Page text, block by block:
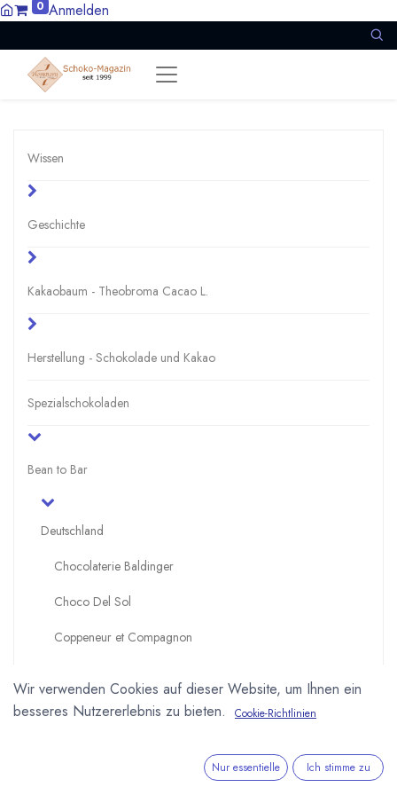
0 Anmelden
Wissen
Geschichte
Kakaobaum - Theobroma Cacao L.
Herstellung - Schokolade und Kakao
Spezialschokoladen
Bean to Bar
Deutschland
Chocolaterie Baldinger
Choco Del Sol
Coppeneur et Compagnon
Edelmond Chocolatiers
Wir verwenden Cookies auf dieser Website, um Ihnen ein
besseres Nutzererlebnis zu bieten.
Cookie-Richtlinien
Nur essentielle Ich stimme zu